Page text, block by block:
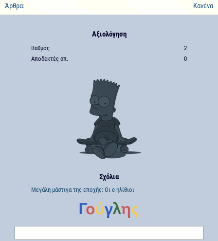
Άρθρα:
Κανένα
Αξιολόγηση
Βαθμός
2
Αποδεκτές απ.
0
Σχόλια
Μεγάλη μάστιγα της εποχής: Οι e-ηλίθιοι